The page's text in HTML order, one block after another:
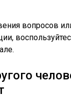
вопросов